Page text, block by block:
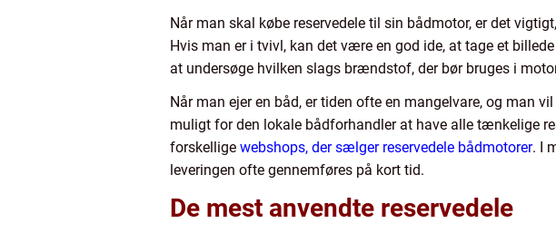
Når man skal købe reservedele til sin bådmotor, er det
Hvis man er i tvivl, kan det være en god ide, at tage et
at undersøge hvilken slags brændstof, der bør bruges i
Når man ejer en båd, er tiden ofte en mangelvare, og man
muligt for den lokale bådforhandler at have alle tænkelige
forskellige webshops, der sælger reservedele bådmotorer. I
leveringen ofte gennemføres på kort tid.
De mest anvendte reservedele